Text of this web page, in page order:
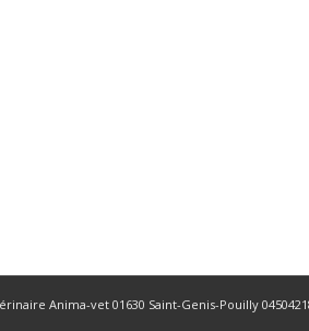
Anima-vet 01630 Saint-Genis-Pouilly